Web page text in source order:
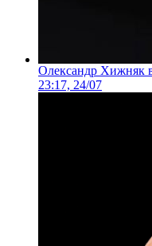
Олександр Хижняк
23:17, 24/07